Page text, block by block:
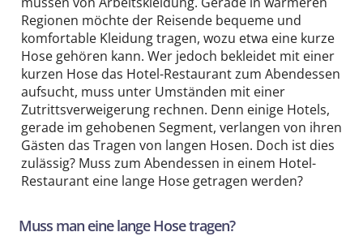
Regionen möchte der Reisende bequeme und
komfortable Kleidung tragen, wozu etwa eine kurze
Hose gehören kann. Wer jedoch bekleidet mit einer
kurzen Hose das Hotel-Restaurant zum Abendessen
aufsucht, muss unter Umständen mit einer
Zutrittsverweigerung rechnen. Denn einige Hotels,
gerade im gehobenen Segment, verlangen von ihren
Gästen das Tragen von langen Hosen. Doch ist dies
zulässig? Muss zum Abendessen in einem Hotel-
Restaurant eine lange Hose getragen werden?
Muss man eine lange Hose tragen?